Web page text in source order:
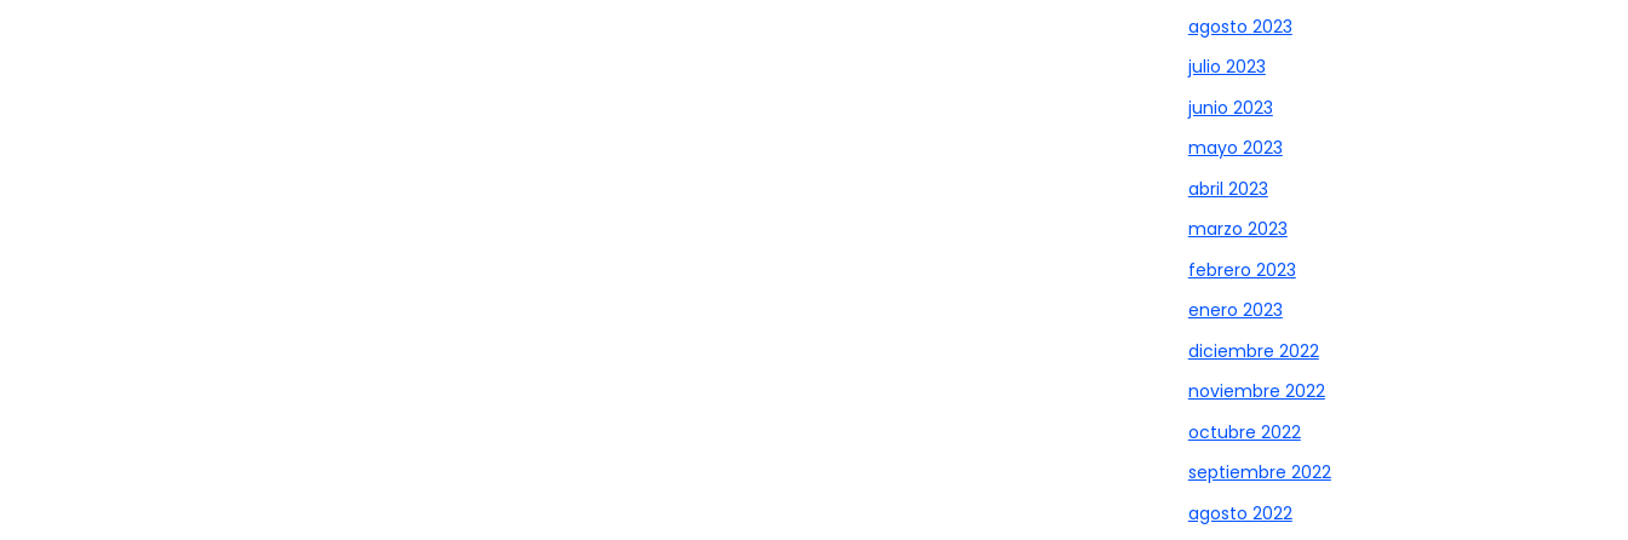
agosto 2023
julio 2023
junio 2023
mayo 2023
abril 2023
marzo 2023
febrero 2023
enero 2023
diciembre 2022
noviembre 2022
octubre 2022
septiembre 2022
agosto 2022